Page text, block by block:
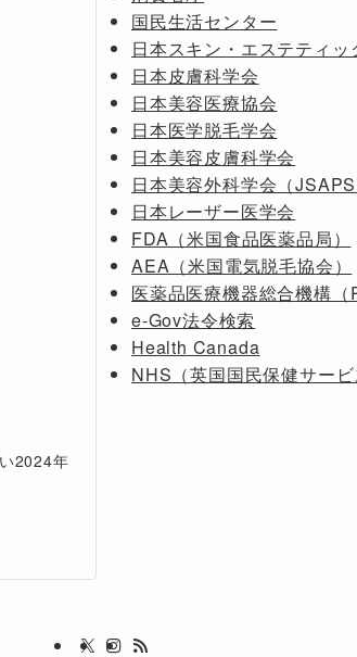
2024年
国民生活センター
日本スキン・エステティッ
日本皮膚科学会
日本美容医療協会
日本医学脱毛学会
日本美容皮膚科学会
日本美容外科学会（
日本レーザー医学会
FDA（米国食品医薬品局）
AEA（米国電気脱毛協会）
医薬品医療機器総合機構（
e-Gov法令検索
Health Canada
NHS（英国国民保健サー